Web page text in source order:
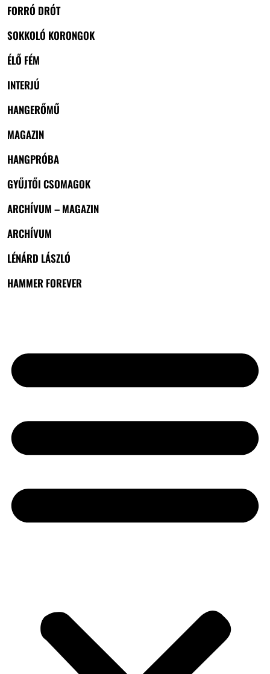
FORRÓ DRÓT
SOKKOLÓ KORONGOK
ÉLŐ FÉM
INTERJÚ
HANGERŐMŰ
MAGAZIN
HANGPRÓBA
GYŰJTŐI CSOMAGOK
ARCHÍVUM – MAGAZIN
ARCHÍVUM
LÉNÁRD LÁSZLÓ
HAMMER FOREVER